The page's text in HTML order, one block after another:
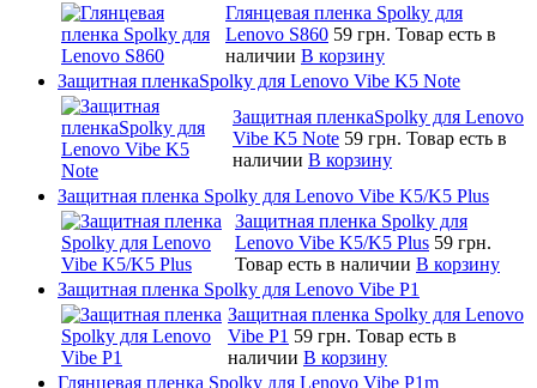
Глянцевая пленка Spolky для
Lenovo S860 59 грн. Товар есть в
наличии В корзину
Защитная пленкаSpolky для Lenovo Vibe K5 Note
Защитная пленкаSpolky для Lenovo
Vibe K5 Note 59 грн. Товар есть в
наличии В корзину
Защитная пленка Spolky для Lenovo Vibe K5/K5 Plus
Защитная пленка Spolky для
Lenovo Vibe K5/K5 Plus 59 грн.
Товар есть в наличии В корзину
Защитная пленка Spolky для Lenovo Vibe P1
Защитная пленка Spolky для Lenovo
Vibe P1 59 грн. Товар есть в
наличии В корзину
Глянцевая пленка Spolky для Lenovo Vibe P1m